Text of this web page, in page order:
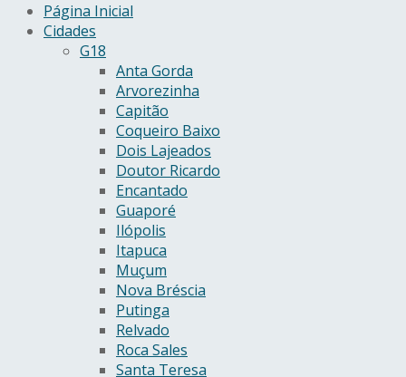
Página Inicial
Cidades
G18
Anta Gorda
Arvorezinha
Capitão
Coqueiro Baixo
Dois Lajeados
Doutor Ricardo
Encantado
Guaporé
Ilópolis
Itapuca
Muçum
Nova Bréscia
Putinga
Relvado
Roca Sales
Santa Teresa